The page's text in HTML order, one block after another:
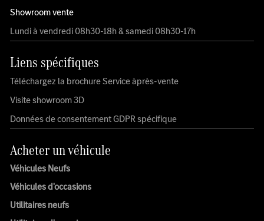
Showroom vente
Lundi à vendredi 08h30-18h & samedi 08h30-17h
Liens spécifiques
Téléchargez la brochure Service àprès-vente
Visite showroom 3D
Données de consentement GDPR spécifique
Acheter un véhicule
Véhicules Neufs
Véhicules d'occasions
Utilitaires neufs